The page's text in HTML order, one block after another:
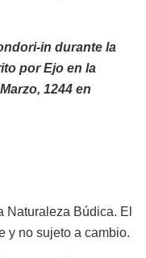
in durante la
por Ejo en la
1244 en
Naturaleza Búdica. El
y no sujeto a cambio.